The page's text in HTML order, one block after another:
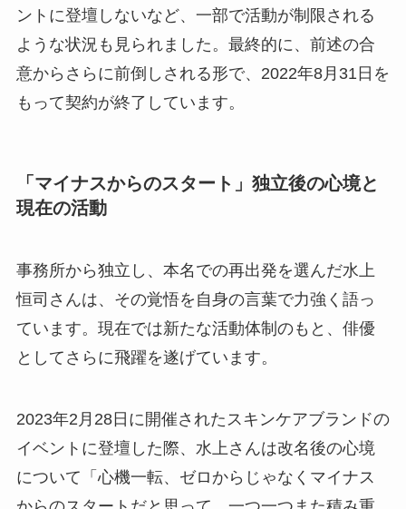
ントに登壇しないなど、一部で活動が制限される
ような状況も見られました。最終的に、前述の合
意からさらに前倒しされる形で、2022年8月31日を
もって契約が終了しています。
「マイナスからのスタート」独立後の心境と
現在の活動
事務所から独立し、本名での再出発を選んだ水上
恒司さんは、その覚悟を自身の言葉で力強く語っ
ています。現在では新たな活動体制のもと、俳優
としてさらに飛躍を遂げています。
2023年2月28日に開催されたスキンケアブランドの
イベントに登壇した際、水上さんは改名後の心境
について「心機一転、ゼロからじゃなくマイナス